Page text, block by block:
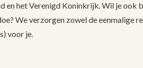
en het Verenigd Koninkrijk. Wil je ook
We verzorgen zowel de eenmalige
voor je.